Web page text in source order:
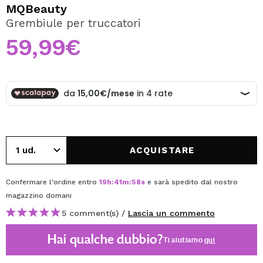
Creando un account su Maquibeauty.it potrai fare i tuoi
acquisti velocemente, controllare lo stato dei tuoi ordini e
consultare le tue operazioni precedenti.
CREARE UN ACCOUNT
MQBeauty
Grembiule per truccatori
59,99€
ACQUISTARE
Confermare l'ordine entro 19h:41m:58s e sarà spedito dal nostro
magazzino domani
5 comment(s) / Lascia un commento
Hai qualche dubbio?Ti aiutiamoqui